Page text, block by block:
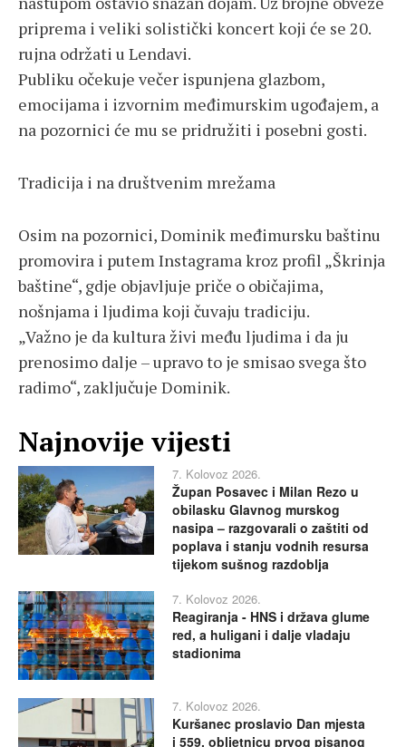
priprema i veliki solistički koncert koji će se 20.
rujna održati u Lendavi.
Publiku očekuje večer ispunjena glazbom,
emocijama i izvornim međimurskim ugođajem, a
na pozornici će mu se pridružiti i posebni gosti.
Tradicija i na društvenim mrežama
Osim na pozornici, Dominik međimursku baštinu
promovira i putem Instagrama kroz profil „Škrinja
baštine“, gdje objavljuje priče o običajima,
nošnjama i ljudima koji čuvaju tradiciju.
„Važno je da kultura živi među ljudima i da ju
prenosimo dalje – upravo to je smisao svega što
radimo“, zaključuje Dominik.
Najnovije vijesti
7. Kolovoz 2026.
Župan Posavec i Milan Rezo u
obilasku Glavnog murskog
nasipa – razgovarali o zaštiti od
poplava i stanju vodnih resursa
tijekom sušnog razdoblja
7. Kolovoz 2026.
Reagiranja - HNS i država glume
red, a huligani i dalje vladaju
stadionima
7. Kolovoz 2026.
Kuršanec proslavio Dan mjesta
i 559. obljetnicu prvog pisanog